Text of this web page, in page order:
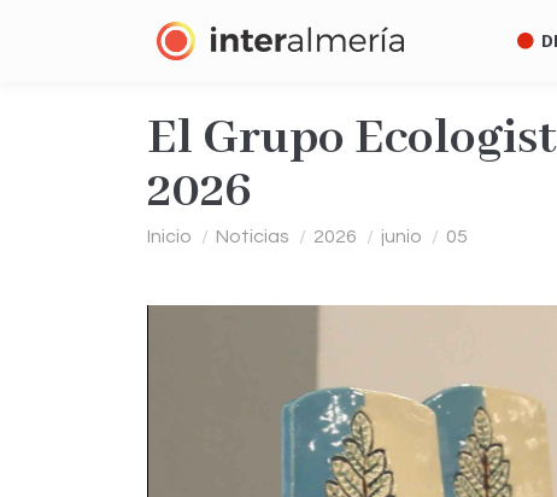
El Grupo
2026
Estás aquí:
Inicio Noticias 2026 junio 05